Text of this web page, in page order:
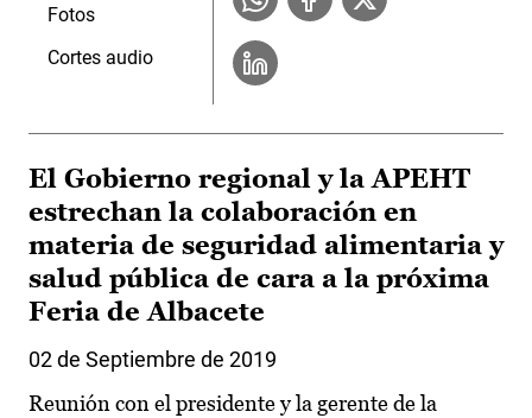
Fotos
Cortes audio
El Gobierno regional y la APEHT
estrechan la colaboración en
materia de seguridad alimentaria y
salud pública de cara a la próxima
Feria de Albacete
02 de Septiembre de 2019
Reunión con el presidente y la gerente de la